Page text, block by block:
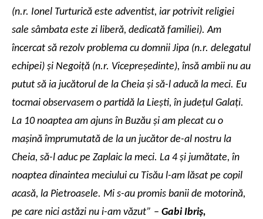
(n.r. Ionel Turturică este adventist, iar potrivit religiei
sale sâmbata este zi liberă, dedicată familiei). Am
încercat să rezolv problema cu domnii Jipa (n.r. delegatul
echipei) şi Negoiţă (n.r. Vicepreşedinte), însă ambii nu au
putut să ia jucătorul de la Cheia şi să-l aducă la meci. Eu
tocmai observasem o partidă la Lieşti, în judeţul Galaţi.
La 10 noaptea am ajuns în Buzău şi am plecat cu o
maşină împrumutată de la un jucător de-al nostru la
Cheia, să-l aduc pe Zaplaic la meci. La 4 şi jumătate, în
noaptea dinaintea meciului cu Tisău l-am lăsat pe copil
acasă, la Pietroasele. Mi s-au promis banii de motorină,
pe care nici astăzi nu i-am văzut” – Gabi Ibriş,